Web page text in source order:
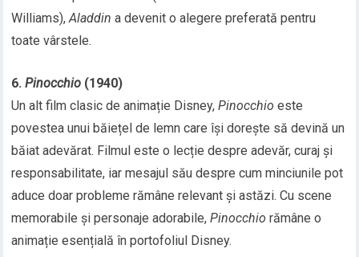
Williams),Aladdin a devenit o alegere preferată pentru
toate vârstele.
6.Pinocchio (1940)
Un alt film clasic de animație Disney,Pinocchio este
povestea unui băiețel de lemn care își dorește să devină un
băiat adevărat. Filmul este o lecție despre adevăr, curaj și
responsabilitate, iar mesajul său despre cum minciunile pot
aduce doar probleme rămâne relevant și astăzi. Cu scene
memorabile și personaje adorabile,Pinocchio rămâne o
animație esențială în portofoliul Disney.